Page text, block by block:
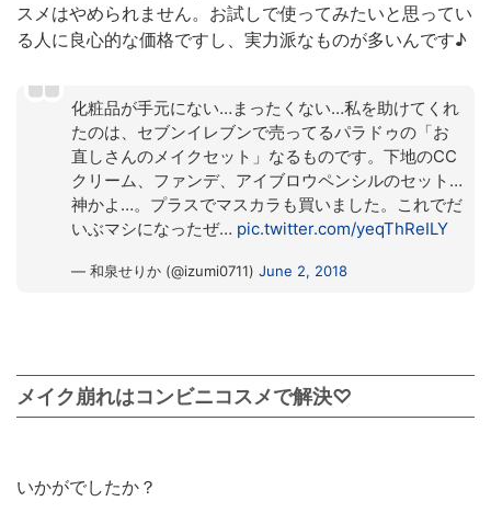
スメはやめられません。お試しで使ってみたいと思ってい
る人に良心的な価格ですし、実力派なものが多いんです♪
化粧品が手元にない…まったくない…私を助けてくれ
たのは、セブンイレブンで売ってるパラドゥの「お
直しさんのメイクセット」なるものです。下地のCC
クリーム、ファンデ、アイブロウペンシルのセット…
神かよ…。プラスでマスカラも買いました。これでだ
いぶマシになったぜ… pic.twitter.com/yeqThReILY
— 和泉せりか (@izumi0711) June 2, 2018
メイク崩れはコンビニコスメで解決♡
いかがでしたか？